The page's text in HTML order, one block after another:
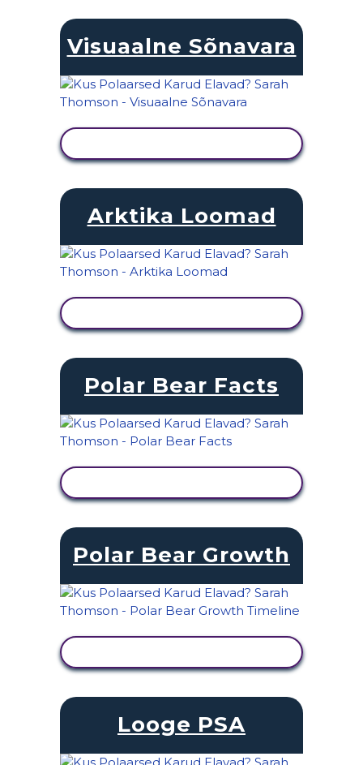
Visuaalne Sõnavara
Arktika Loomad
Polar Bear Facts
Polar Bear Growth
Looge PSA